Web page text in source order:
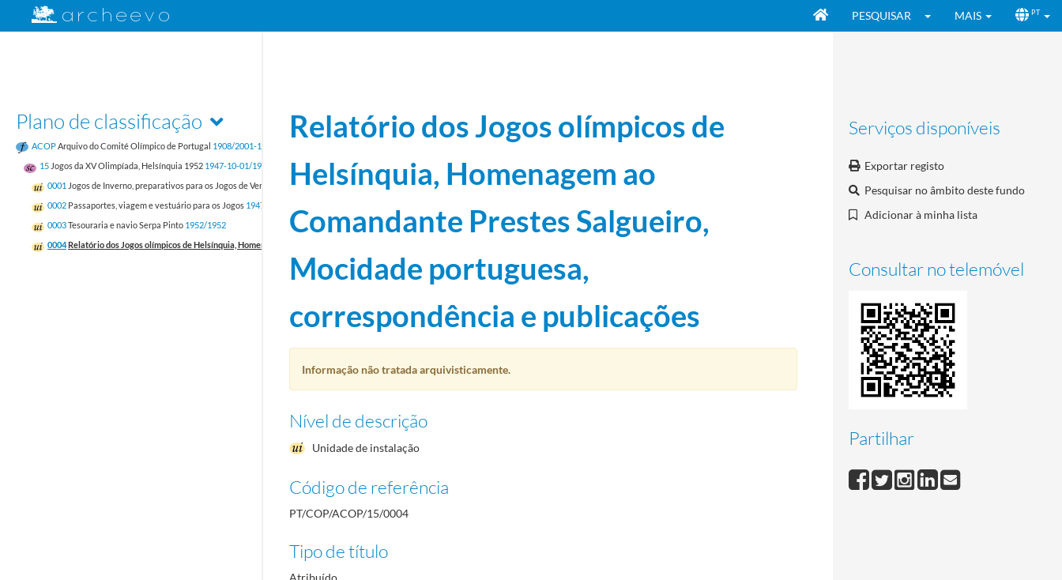
PESQUISAR MAIS PT
Plano de classificação
ACOPArquivo do Comité Olímpico de Portugal 1908/2001-12-31
15 Jogos da XV Olimpíada, Helsínquia 1952 1947-10-01/1953-02-24
0001 Jogos de Inverno, preparativos para os Jogos de Verão e inscrições1949-11-23/1953-02-24
0002 Passaportes, viagem e vestuário para os Jogos 1947-10-01/1953-02-11
0003Tesouraria e navio Serpa Pinto 1952/1952
0004Relatório dos Jogos olímpicos de Helsínquia, Homenagem ao Comandante Prestes Salgueiro, Mocidade portuguesa, correspondência e publicações
Serviços disponíveis
Exportar registo
Pesquisar no âmbito deste fundo
Adicionar à minha lista
Consultar no telemóvel
Partilhar
Relatório dos Jogos olímpicos de
Helsínquia, Homenagem ao
Comandante Prestes Salgueiro,
Mocidade portuguesa,
correspondência e publicações
Informação não tratada arquivisticamente.
Nível de descrição
Unidade de instalação
Código de referência
PT/COP/ACOP/15/0004
Tipo de título
Atribuído